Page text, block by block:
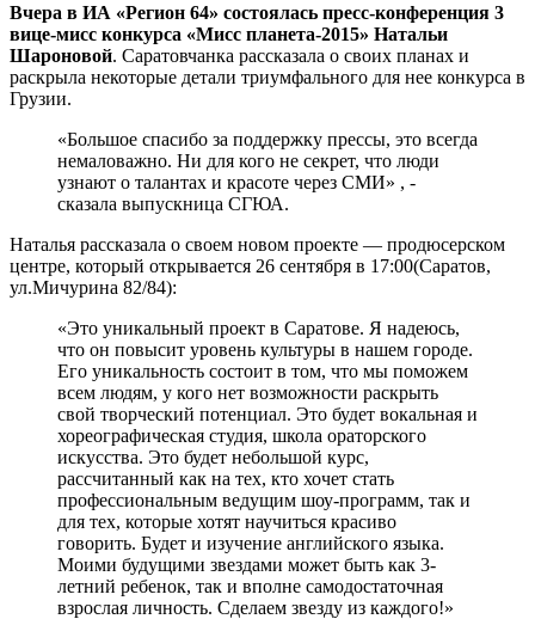
Вчера в ИА «Регион 64» состоялась пресс-конференция 3
вице-мисс конкурса «Мисс планета-2015» Натальи
Шароновой. Саратовчанка рассказала о своих планах и
раскрыла некоторые детали триумфального для нее конкурса в
Грузии.
«Большое спасибо за поддержку прессы, это всегда
немаловажно. Ни для кого не секрет, что люди
узнают о талантах и красоте через СМИ» , -
сказала выпускница СГЮА.
Наталья рассказала о своем новом проекте — продюсерском
центре, который открывается 26 сентября в 17:00(Саратов,
ул.Мичурина 82/84):
«Это уникальный проект в Саратове. Я надеюсь,
что он повысит уровень культуры в нашем городе.
Его уникальность состоит в том, что мы поможем
всем людям, у кого нет возможности раскрыть
свой творческий потенциал. Это будет вокальная и
хореографическая студия, школа ораторского
искусства. Это будет небольшой курс,
рассчитанный как на тех, кто хочет стать
профессиональным ведущим шоу-программ, так и
для тех, которые хотят научиться красиво
говорить. Будет и изучение английского языка.
Моими будущими звездами может быть как 3-
летний ребенок, так и вполне самодостаточная
взрослая личность. Сделаем звезду из каждого!»